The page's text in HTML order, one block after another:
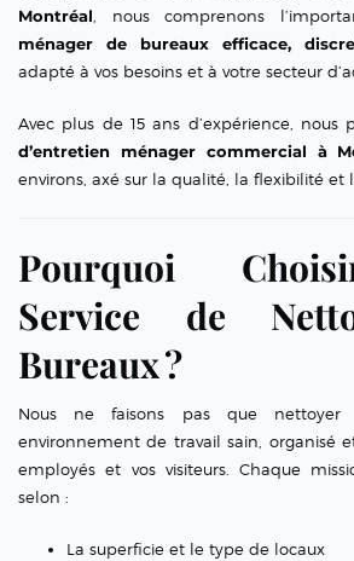
Montréal, nous comprenons
ménager de bureaux efficace,
adapté à vos besoins et à votre secteur
Avec plus de 15 ans d’expérience, nous
d’entretien ménager commercial à
environs, axé sur la qualité, la flexibilité et
Pourquoi
Service de
Bureaux ?
Nous ne faisons pas que
environnement de travail sain, organisé
employés et vos visiteurs. Chaque
selon :
La superficie et le type de locaux